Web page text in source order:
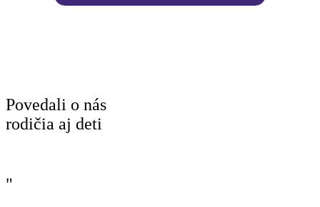
Povedali o nás
rodičia aj deti
"